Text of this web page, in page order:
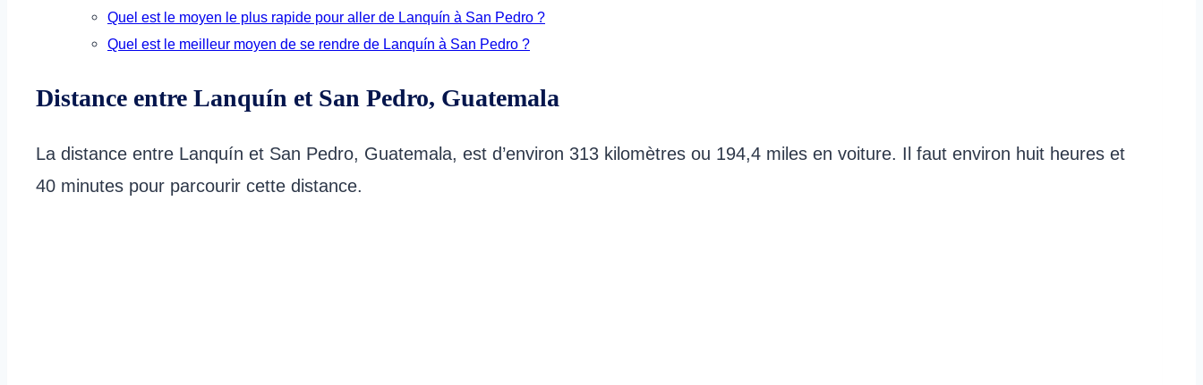
Quel est le moyen le plus rapide pour aller de Lanquín à San Pedro ?
Quel est le meilleur moyen de se rendre de Lanquín à San Pedro ?
Distance entre Lanquín et San Pedro, Guatemala
La distance entre Lanquín et San Pedro, Guatemala, est d’environ 313 kilomètres ou 194,4 miles en voiture. Il faut environ huit heures et
40 minutes pour parcourir cette distance.